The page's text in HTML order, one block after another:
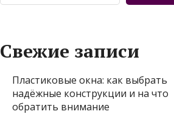
Свежие записи
Пластиковые окна: как выбрать
надёжные конструкции и на что
обратить внимание